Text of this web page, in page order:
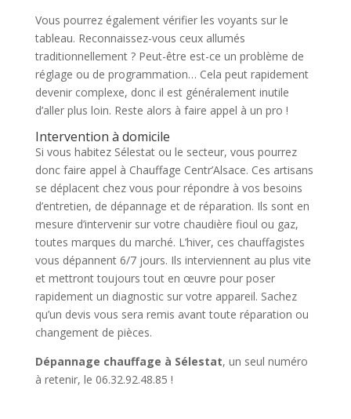
Vous pourrez également vérifier les voyants sur le
tableau. Reconnaissez-vous ceux allumés
traditionnellement ? Peut-être est-ce un problème de
réglage ou de programmation… Cela peut rapidement
devenir complexe, donc il est généralement inutile
d’aller plus loin. Reste alors à faire appel à un pro !
Intervention à domicile
Si vous habitez Sélestat ou le secteur, vous pourrez
donc faire appel à Chauffage Centr’Alsace. Ces artisans
se déplacent chez vous pour répondre à vos besoins
d’entretien, de dépannage et de réparation. Ils sont en
mesure d’intervenir sur votre chaudière fioul ou gaz,
toutes marques du marché. L’hiver, ces chauffagistes
vous dépannent 6/7 jours. Ils interviennent au plus vite
et mettront toujours tout en œuvre pour poser
rapidement un diagnostic sur votre appareil. Sachez
qu’un devis vous sera remis avant toute réparation ou
changement de pièces.
Dépannage chauffage à Sélestat, un seul numéro
à retenir, le 06.32.92.48.85 !